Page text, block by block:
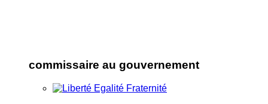
commissaire au gouvernement